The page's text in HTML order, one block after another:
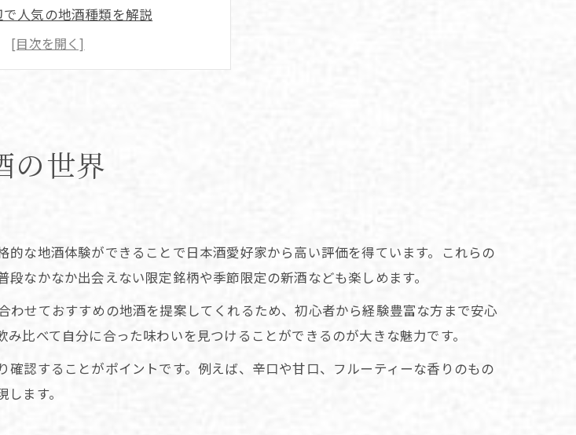
人気の地酒種類を解説
違いと楽しみ方を知るコツ
で発見する新しい味わい方
の酒屋が揃う天満駅の魅力
って飲み比べを満喫する方法
気の地酒を味わう楽しみ方
酎の酒屋で人気の日本酒を探す
の酒屋で味わう地酒の個性
の世界
な地酒体験ができることで日本酒愛好家から高い評価を得ています。これらの
なかなか出会えない限定銘柄や季節限定の新酒なども楽しめます。
せておすすめの地酒を提案してくれるため、初心者から経験豊富な方まで安心
比べて自分に合った味わいを見つけることができるのが大きな魅力です。
認することがポイントです。例えば、辛口や甘口、フルーティーな香りのもの
ます。